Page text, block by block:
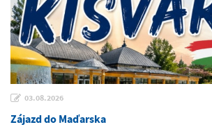
03.08.2026
Zájazd do Maďarska